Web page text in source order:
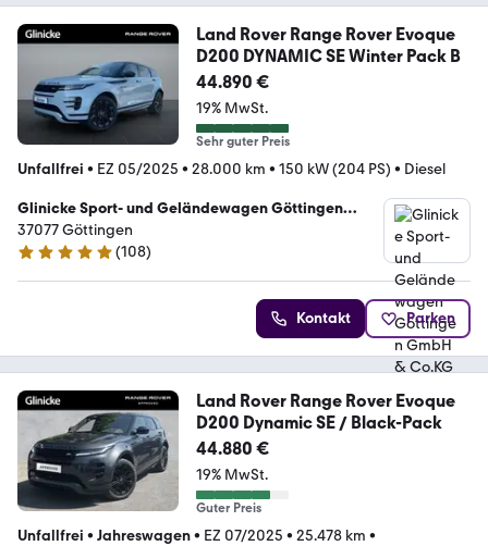
Land Rover Range Rover Evoque
D200 DYNAMIC SE Winter Pack B
44.890 €
19% MwSt.
Sehr guter Preis
Unfallfrei • EZ 05/2025 • 28.000 km • 150 kW (204 PS) • Diesel
Glinicke Sport- und Geländewagen Göttingen
GmbH & Co.KG
37077 Göttingen
4.9 Sterne
(108)
Kontakt Parken
Land Rover Range Rover Evoque
D200 Dynamic SE / Black-Pack
44.880 €
19% MwSt.
Guter Preis
Unfallfrei • Jahreswagen• EZ 07/2025 • 25.478 km •